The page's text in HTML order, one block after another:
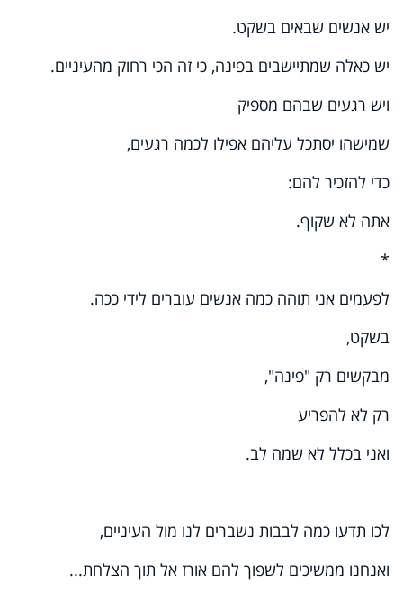
יש אנשים שבאים בשקט.
יש כאלה שמתיישבים בפינה, כי זה הכי רחוק מהעיניים.
ויש רגעים שבהם מספיק
שמישהו יסתכל עליהם אפילו לכמה רגעים,
כדי להזכיר להם:
אתה לא שקוף.
*
לפעמים אני תוהה כמה אנשים עוברים לידי ככה.
בשקט,
מבקשים רק "פינה",
רק לא להפריע
ואני בכלל לא שמה לב.
לכו תדעו כמה לבבות נשברים לנו מול העיניים,
ואנחנו ממשיכים לשפוך להם אורז אל תוך הצלחת...